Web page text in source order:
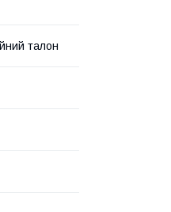
талон